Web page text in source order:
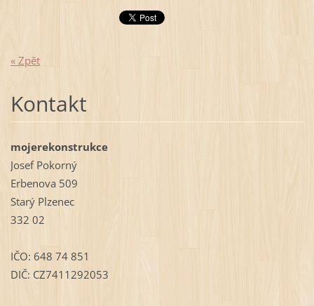
« Zpět
Kontakt
mojerekonstrukce
Josef Pokorný
Erbenova 509
Starý Plzenec
332 02
IČO: 648 74 851
DIČ: CZ7411292053